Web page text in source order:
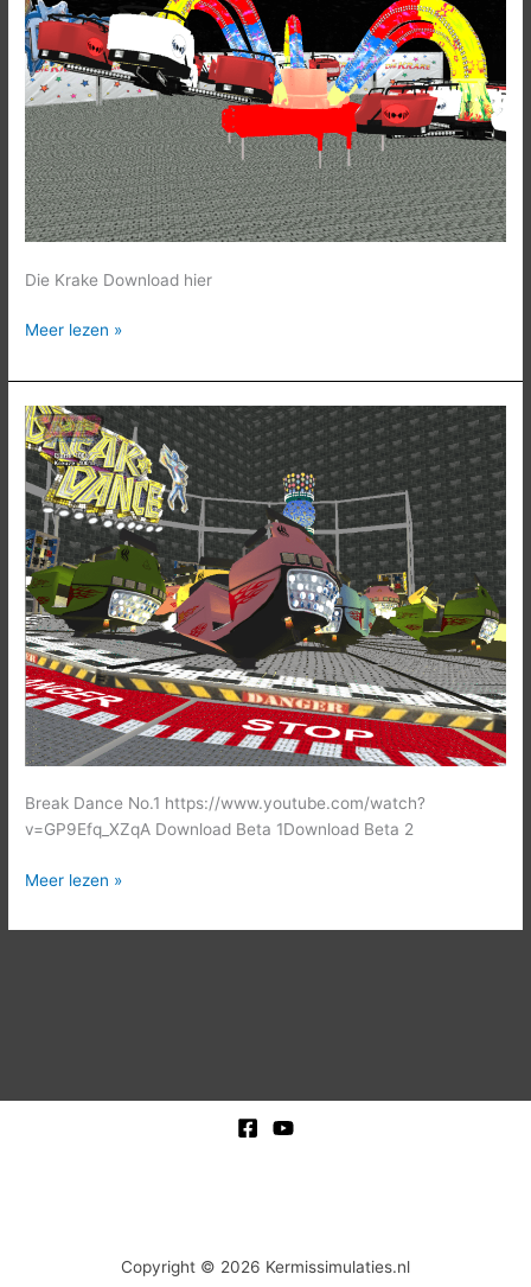
Die Krake Download hier
Meer lezen »
Break Dance No.1 https://www.youtube.com/watch?
v=GP9Efq_XZqA Download Beta 1Download Beta 2
Break
Dance
No.1
Meer lezen »
Copyright © 2026 Kermissimulaties.nl